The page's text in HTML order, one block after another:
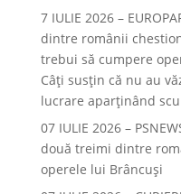
7 IULIE 2026 –
dintre românii
trebui să cumpere
Câți susțin că nu au
lucrare aparținând
07 IULIE 2026 –
două treimi dintre
operele lui Brâncuși